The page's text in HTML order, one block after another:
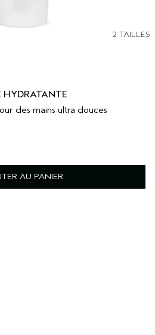
2 TAILLES
HYDRATANTE
des mains ultra douces
AU PANIER